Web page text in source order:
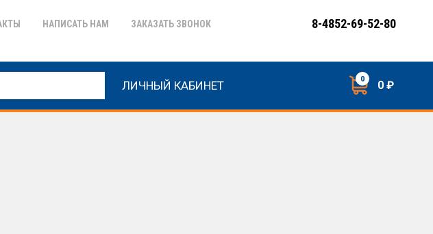
НАПИСАТЬ НАМ ЗАКАЗАТЬ ЗВОНОК 8-4852-69-52-80
ЛИЧНЫЙ КАБИНЕТ 0 0 ₽